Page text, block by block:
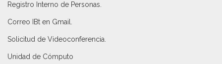
Registro Interno de Personas
Correo IBt en Gmail
Solicitud de Videoconferencia.
Unidad de Cómputo